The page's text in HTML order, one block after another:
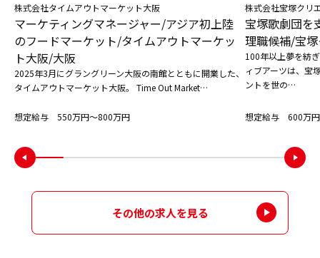
株式会社タイムアウトマーケット大阪
マーケティングマネージャー/アジア初上陸
のフードマーケット/タイムアウトマーケッ
ト大阪/大阪
2025年3月にグラングリーン大阪の南館とともに開業した、
タイムアウトマーケット大阪。 Time Out Market…
想定給与 550万円〜800万円
株式会社宝塚クリ
宝塚歌劇団を
理職候補/宝
100年以上夢を紡
ィブアーツは、宝
ントを世の…
想定給与 600万
その他の求人を見る